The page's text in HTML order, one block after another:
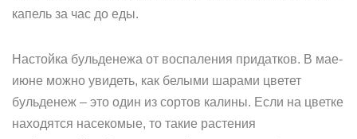
капель за час до еды.
Настойка бульденежа от воспаления придатков. В мае-
июне можно увидеть, как белыми шарами цветет
бульденеж – это один из сортов калины. Если на цветке
находятся насекомые, то такие растения